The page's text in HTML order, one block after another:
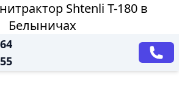
Shtenli T-180 в
Белыничах